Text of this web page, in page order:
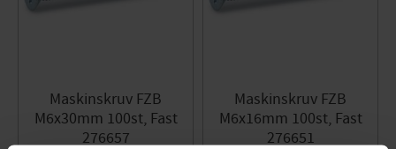
Maskinskruv FZB
M6x30mm 100st, Fast
276657
Maskinskruv FZB
M6x16mm 100st, Fast
276651